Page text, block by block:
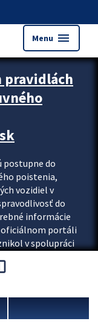
Menu menu
pravidlách
postupne do
poistenia,
vozidiel v
do
informácie
oficiálnom portáli
v spolupráci
vnútra SR.